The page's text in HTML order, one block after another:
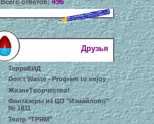
Всего ответов:
Друзья
ТерраКИД
Don't Waste - Program to enjoy
ЖизнеТворчество!
Фантазеры из ЦО "Измайлово"
№ 1811
Театр "ТРЯМ"